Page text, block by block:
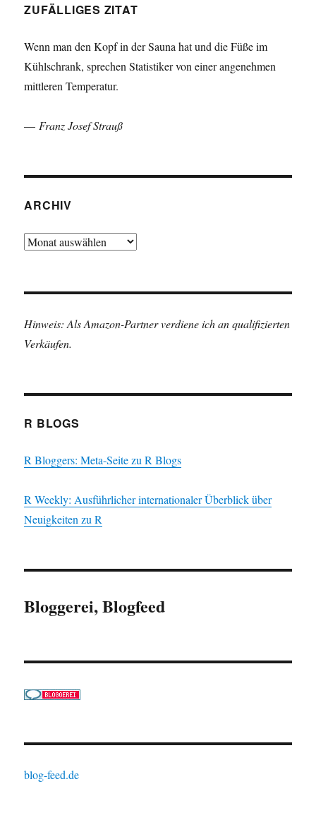
ZUFÄLLIGES ZITAT
Wenn man den Kopf in der Sauna hat und die Füße im
Kühlschrank, sprechen Statistiker von einer angenehmen
mittleren Temperatur.
—Franz Josef Strauß
ARCHIV
Archiv
Hinweis: Als Amazon-Partner verdiene ich an qualifizierten
Verkäufen.
R BLOGS
R Bloggers: Meta-Seite zu R Blogs
R Weekly: Ausführlicher internationaler Überblick über
Neuigkeiten zu R
Bloggerei, Blogfeed
blog-feed.de